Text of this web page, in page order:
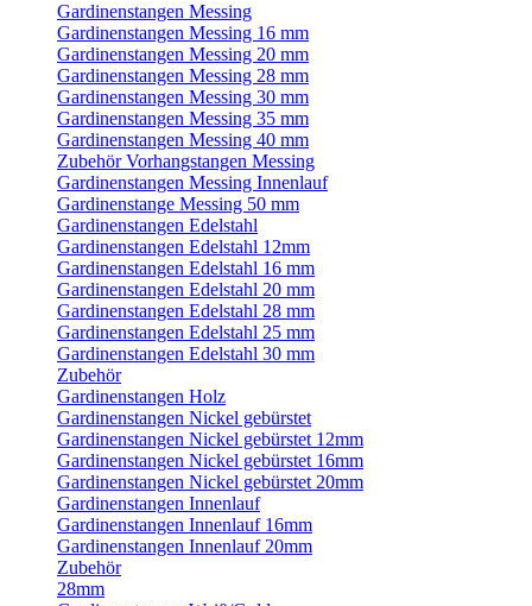
Gardinenstangen Messing
Gardinenstangen Messing 16 mm
Gardinenstangen Messing 20 mm
Gardinenstangen Messing 28 mm
Gardinenstangen Messing 30 mm
Gardinenstangen Messing 35 mm
Gardinenstangen Messing 40 mm
Zubehör Vorhangstangen Messing
Gardinenstangen Messing Innenlauf
Gardinenstange Messing 50 mm
Gardinenstangen Edelstahl
Gardinenstangen Edelstahl 12mm
Gardinenstangen Edelstahl 16 mm
Gardinenstangen Edelstahl 20 mm
Gardinenstangen Edelstahl 28 mm
Gardinenstangen Edelstahl 25 mm
Gardinenstangen Edelstahl 30 mm
Zubehör
Gardinenstangen Holz
Gardinenstangen Nickel gebürstet
Gardinenstangen Nickel gebürstet 12mm
Gardinenstangen Nickel gebürstet 16mm
Gardinenstangen Nickel gebürstet 20mm
Gardinenstangen Innenlauf
Gardinenstangen Innenlauf 16mm
Gardinenstangen Innenlauf 20mm
Zubehör
28mm